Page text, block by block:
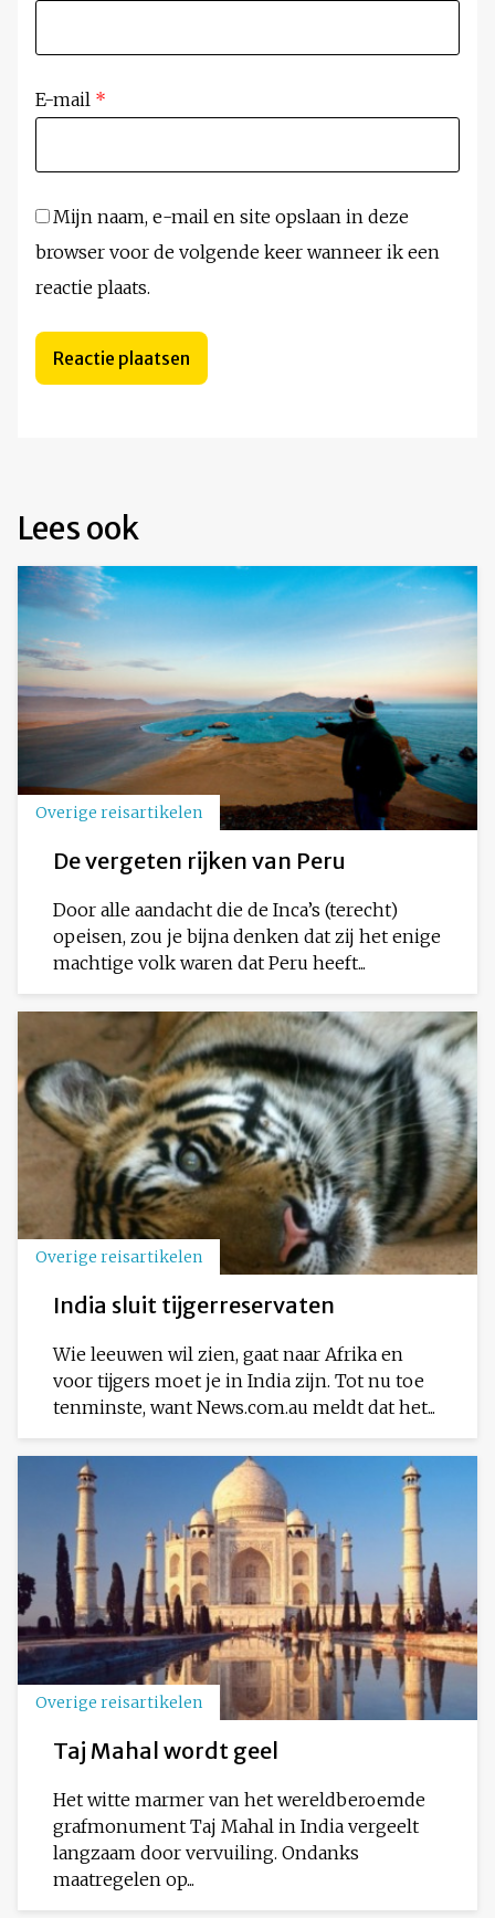
E-mail *
Mijn naam, e-mail en site opslaan in deze
browser voor de volgende keer wanneer ik een
reactie plaats.
Lees ook
Overige reisartikelen
De vergeten rijken van Peru
Door alle aandacht die de Inca’s (terecht)
opeisen, zou je bijna denken dat zij het enige
machtige volk waren dat Peru heeft...
Overige reisartikelen
India sluit tijgerreservaten
Wie leeuwen wil zien, gaat naar Afrika en
voor tijgers moet je in India zijn. Tot nu toe
tenminste, want News.com.au meldt dat het...
Overige reisartikelen
Taj Mahal wordt geel
Het witte marmer van het wereldberoemde
grafmonument Taj Mahal in India vergeelt
langzaam door vervuiling. Ondanks
maatregelen op...